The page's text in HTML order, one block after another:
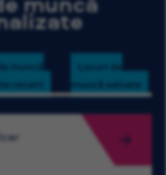
muncă
recent
Locuri de
muncă salvate